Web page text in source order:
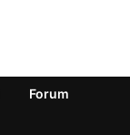
Forum